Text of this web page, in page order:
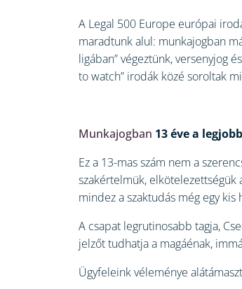
A Legal 500 Europe európai
maradtunk alul: munkajogban
ligában” végeztünk, versenyjog
to watch” irodák közé soroltak
Munkajogban 13 éve a
Ez a 13-mas szám nem a
szakértelmük, elkötelezettségük
mindez a szaktudás még egy kis
A csapat legrutinosabb tagja,
jelzőt tudhatja a magáénak,
Ügyfeleink véleménye